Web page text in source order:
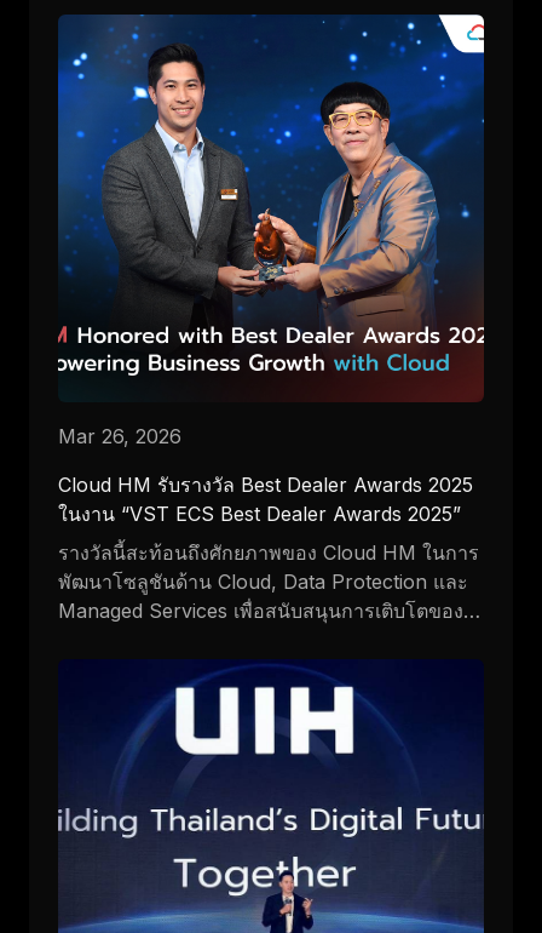
Mar 26, 2026
Cloud HM รับรางวัล Best Dealer Awards 2025
ในงาน “VST ECS Best Dealer Awards 2025”
รางวัลนี้สะท้อนถึงศักยภาพของ Cloud HM ในการ
พัฒนาโซลูชันด้าน Cloud, Data Protection และ
Managed Services เพื่อสนับสนุนการเติบโตของ